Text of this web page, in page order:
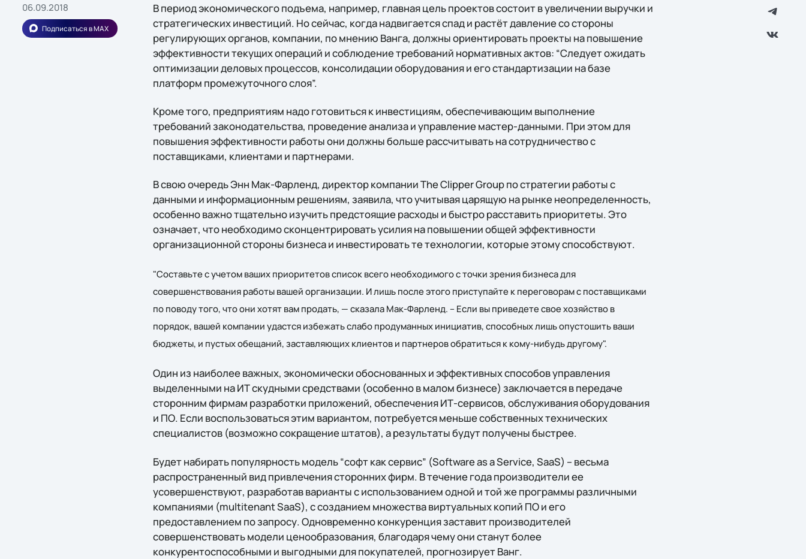
06.09.2018
Подписаться в MAX
В период экономического подъема, например, главная цель проектов состоит в увеличении выручки и
стратегических инвестиций. Но сейчас, когда надвигается спад и растёт давление со стороны
регулирующих органов, компании, по мнению Ванга, должны ориентировать проекты на повышение
эффективности текущих операций и соблюдение требований нормативных актов: “Следует ожидать
оптимизации деловых процессов, консолидации оборудования и его стандартизации на базе
платформ промежуточного слоя”.
Кроме того, предприятиям надо готовиться к инвестициям, обеспечивающим выполнение
требований законодательства, проведение анализа и управление мастер-данными. При этом для
повышения эффективности работы они должны больше рассчитывать на сотрудничество с
поставщиками, клиентами и партнерами.
В свою очередь Энн Мак-Фарленд, директор компании The Clipper Group по стратегии работы с
данными и информационным решениям, заявила, что учитывая царящую на рынке неопределенность,
особенно важно тщательно изучить предстоящие расходы и быстро расставить приоритеты. Это
означает, что необходимо сконцентрировать усилия на повышении общей эффективности
организационной стороны бизнеса и инвестировать те технологии, которые этому способствуют.
"Составьте с учетом ваших приоритетов список всего необходимого с точки зрения бизнеса для
совершенствования работы вашей организации. И лишь после этого приступайте к переговорам с поставщиками
по поводу того, что они хотят вам продать, — сказала Мак-Фарленд. – Если вы приведете свое хозяйство в
порядок, вашей компании удастся избежать слабо продуманных инициатив, способных лишь опустошить ваши
бюджеты, и пустых обещаний, заставляющих клиентов и партнеров обратиться к кому-нибудь другому".
Один из наиболее важных, экономически обоснованных и эффективных способов управления
выделенными на ИТ скудными средствами (особенно в малом бизнесе) заключается в передаче
сторонним фирмам разработки приложений, обеспечения ИТ-сервисов, обслуживания оборудования
и ПО. Если воспользоваться этим вариантом, потребуется меньше собственных технических
специалистов (возможно сокращение штатов), а результаты будут получены быстрее.
Будет набирать популярность модель “софт как сервис” (Software аs а Service, SааS) – весьма
распространенный вид привлечения сторонних фирм. В течение года производители ее
усовершенствуют, разработав варианты с использованием одной и той же программы различными
компаниями (multitenant SааS), с созданием множества виртуальных копий ПО и его
предоставлением по запросу. Одновременно конкуренция заставит производителей
совершенствовать модели ценообразования, благодаря чему они станут более
конкурентоспособными и выгодными для покупателей, прогнозирует Ванг.